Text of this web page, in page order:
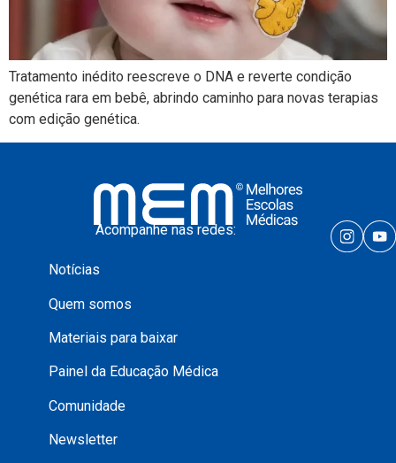
Tratamento inédito reescreve o DNA e reverte condição
genética rara em bebê, abrindo caminho para novas terapias
com edição genética.
Acompanhe nas redes:
Notícias
Quem somos
Materiais para baixar
Painel da Educação Médica
Comunidade
Newsletter